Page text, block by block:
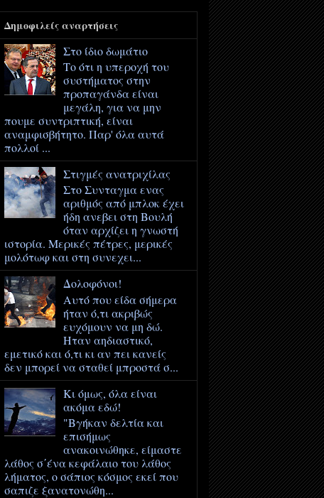
Δημοφιλείς αναρτήσεις
Στο ίδιο δωμάτιο
Το ότι η υπεροχή του
συστήματος στην
προπαγάνδα είναι
μεγάλη, για να μην
πουμε συντριπτική, είναι
αναμφισβήτητο. Παρ' όλα αυτά
πολλοί ...
Στιγμές ανατριχίλας
Στο Συνταγμα ενας
αριθμός από μπλοκ έχει
ήδη ανεβει στη Βουλή
όταν αρχίζει η γνωστή
ιστορία. Μερικές πέτρες, μερικές
μολότωφ και στη συνεχει...
Δολοφόνοι!
Αυτό που είδα σήμερα
ήταν ό,τι ακριβώς
ευχόμουν να μη δώ.
Ηταν αηδιαστικό,
εμετικό και ό,τι κι αν πει κανείς
δεν μπορεί να σταθεί μπροστά σ...
Κι όμως, όλα είναι
ακόμα εδώ!
‎"Βγήκαν δελτία και
επισήμως
ανακοινώθηκε, είμαστε
λάθος σ΄ένα κεφάλαιο του λάθος
λήματος, ο σάπιος κόσμος εκεί που
σαπιζε ξανατονώθη...